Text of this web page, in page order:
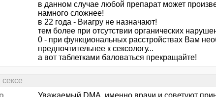
в данном случае любой препарат может
намного сложнее!
в 22 года - Виагру не назначают!
тем более при отсутствии органических
0 - при функциональных расстройствах Вам
предпочтительнее к сексологу...
а вот таблетками баловаться прекращайте!